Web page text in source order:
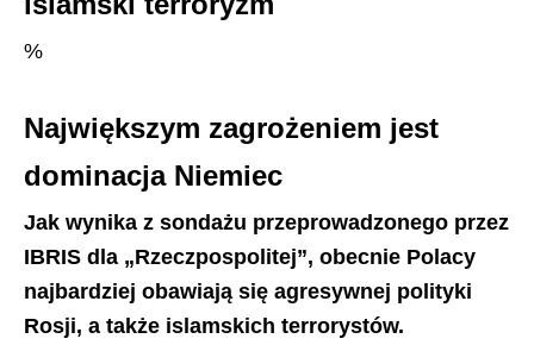
%
Największym zagrożeniem jest
dominacja Niemiec
Jak wynika z sondażu przeprowadzonego przez
IBRIS dla „Rzeczpospolitej”, obecnie Polacy
najbardziej obawiają się agresywnej polityki
Rosji, a także islamskich terrorystów.